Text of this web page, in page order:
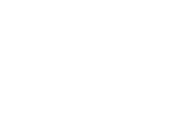
Str. 4, 68229 Mannheim, Deutschland,
finden Sie